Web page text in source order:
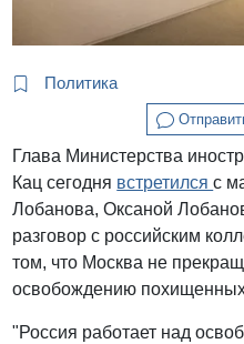
Политика
Глава Министерства
Кац сегодня встретилсяс
Лобанова, Оксаной
разговор с российским
том, что Москва не
освобождению
"Россия работает над